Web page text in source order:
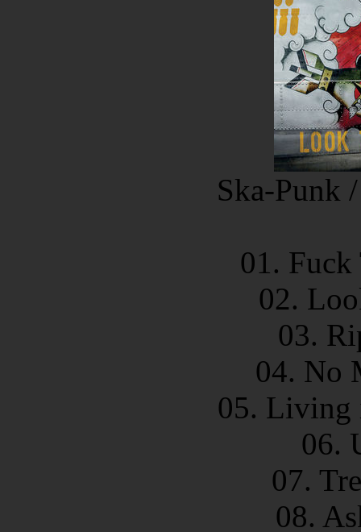
Ska-Punk
01.
02.
03.
04. No
05. Living
06.
07.
08.